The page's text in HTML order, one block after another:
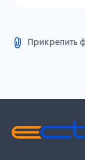
Прикрепить